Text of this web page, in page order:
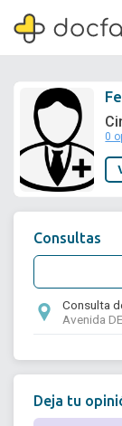
0
Consultas
Consulta
Avenida
Deja tu